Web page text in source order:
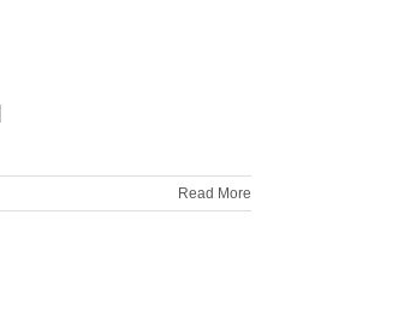
Read More